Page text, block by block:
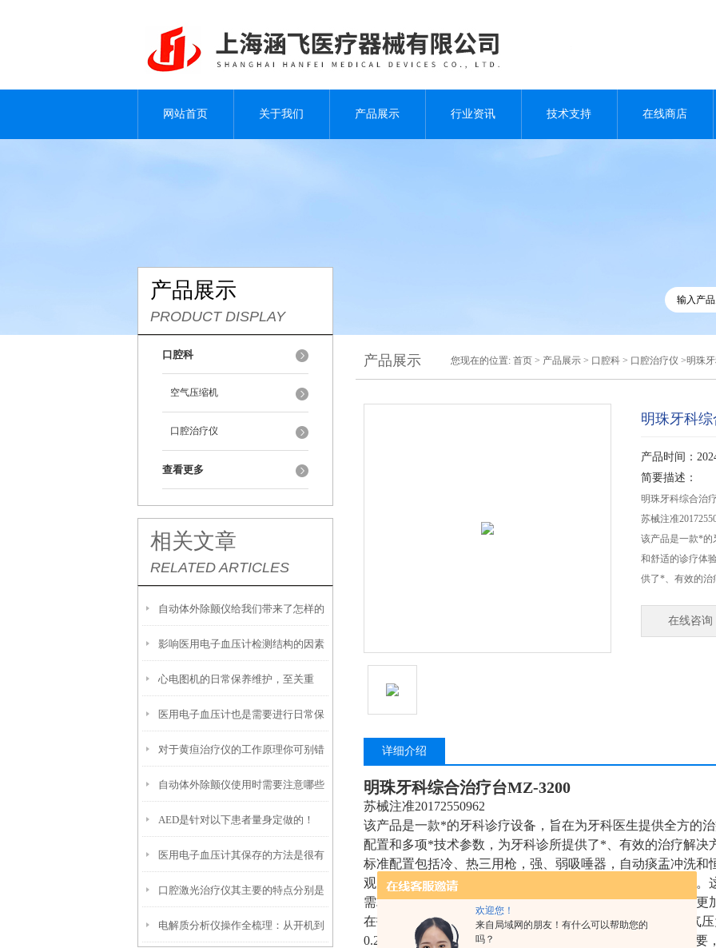
欢迎您！
来自局域网的朋友！有什么可以帮助您的
吗？
网站首页 关于我们 产品展示 行业资讯 技术支持 在线商店
产品展示
PRODUCT DISPLAY
口腔科
空气压缩机
口腔治疗仪
查看更多
相关文章
RELATED ARTICLES
自动体外除颤仪给我们带来了怎样的
特点呢？
影响医用电子血压计检测结构的因素
有哪些？
心电图机的日常保养维护，至关重
要！
医用电子血压计也是需要进行日常保
养的
对于黄疸治疗仪的工作原理你可别错
过了！
自动体外除颤仪使用时需要注意哪些
事项呢？
AED是针对以下患者量身定做的！
医用电子血压计其保存的方法是很有
讲究的
口腔激光治疗仪其主要的特点分别是
什么
电解质分析仪操作全梳理：从开机到
产品展示 您现在的位置: 首页 > 产品展示 > 口腔科 > 口腔治疗仪 >明珠
明珠牙科
产品时间：
简要描述：
明珠牙科综合治
苏械注准
该产品是一款*的
和舒适的诊疗体
供了*、有效的治
在线咨询
详细介绍
明珠牙科综合治疗台MZ-3200
苏械注准20172550962
该产品是一款*的牙科诊疗设备，旨在为牙科医生提供全方的
配置和多项*技术参数，为牙科诊所提供了*、有效的治疗解决
标准配置包括冷、热三用枪，强、弱吸唾器，自动痰盂冲洗
观片灯，LED感应口腔灯，固定陶瓷痰盂以及标准脚控开关。
需求，为医生提供了有效、便捷的工作环境，并为患者带来更
在技术参数方面，该治疗台的电源电压为220V50Hz，气源气压
0.2-0.4Mpa/2.0-4.0bar，能够满足多种不同牙科治疗设备的需